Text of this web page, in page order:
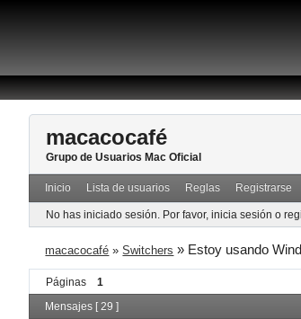
macacocafé
Grupo de Usuarios Mac Oficial
Inicio Lista de usuarios Reglas Registrarse
No has iniciado sesión. Por favor, inicia sesión o
macacocafé »Switchers » Estoy usando
Páginas
1
Mensajes [ 29 ]